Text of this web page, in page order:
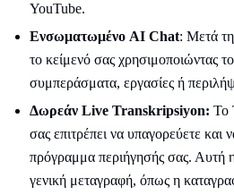
YouTube.
Ενσωματωμένο AI Chat: Μετά
το κείμενό σας χρησιμοποιώντας
συμπεράσματα, εργασίες ή
Δωρεάν Live Transkripsiyon: Το
σας επιτρέπει να υπαγορεύετε και
πρόγραμμα περιήγησής σας. Αυτή η
γενική μεταγραφή, όπως η